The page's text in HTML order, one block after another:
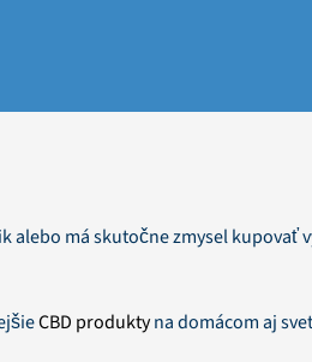
má skutočne zmysel kupovať
CBD produktyna domácom aj